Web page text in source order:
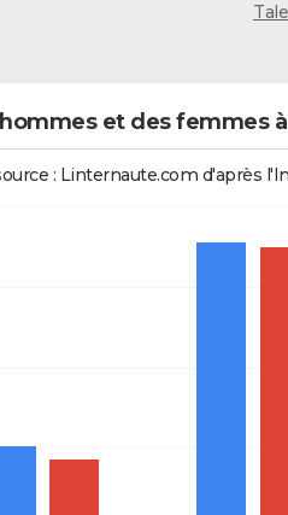
et des femmes
: Linternaute.com d'après